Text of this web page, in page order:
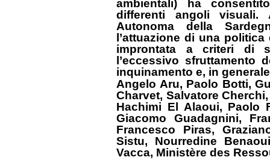
ambientali) ha
differenti angoli visuali.
Autonoma della
l’attuazione di una
improntata a criteri di
l’eccessivo sfruttamento
inquinamento e, in
Angelo Aru, Paolo Botti,
Charvet, Salvatore
Hachimi El Alaoui, Paolo
Giacomo Guadagnini,
Francesco Piras,
Sistu, Nourredine
Vacca, Ministère des